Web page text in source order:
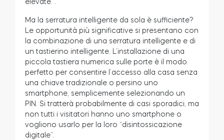
Adattatori
Casa acces
Tedee Keypad PRO
elevate.
Ma la serratura intelligente da sola è sufficiente?
Le opportunità più significative si presentano con
la combinazione di una serratura intelligente e di
un tastierino intelligente. L’installazione di una
piccola tastiera numerica sulle porte è il modo
perfetto per consentire l’accesso alla casa senza
una chiave tradizionale o persino uno
smartphone, semplicemente selezionando un
PIN. Si tratterà probabilmente di casi sporadici, ma
non tutti i visitatori hanno uno smartphone o
vogliono usarlo per la loro “disintossicazione
digitale”